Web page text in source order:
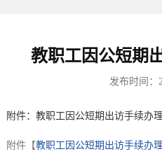
教职工因公短期
发布时间：
附件：教职工因公短期出访手续办理
附件【教职工因公短期出访手续办